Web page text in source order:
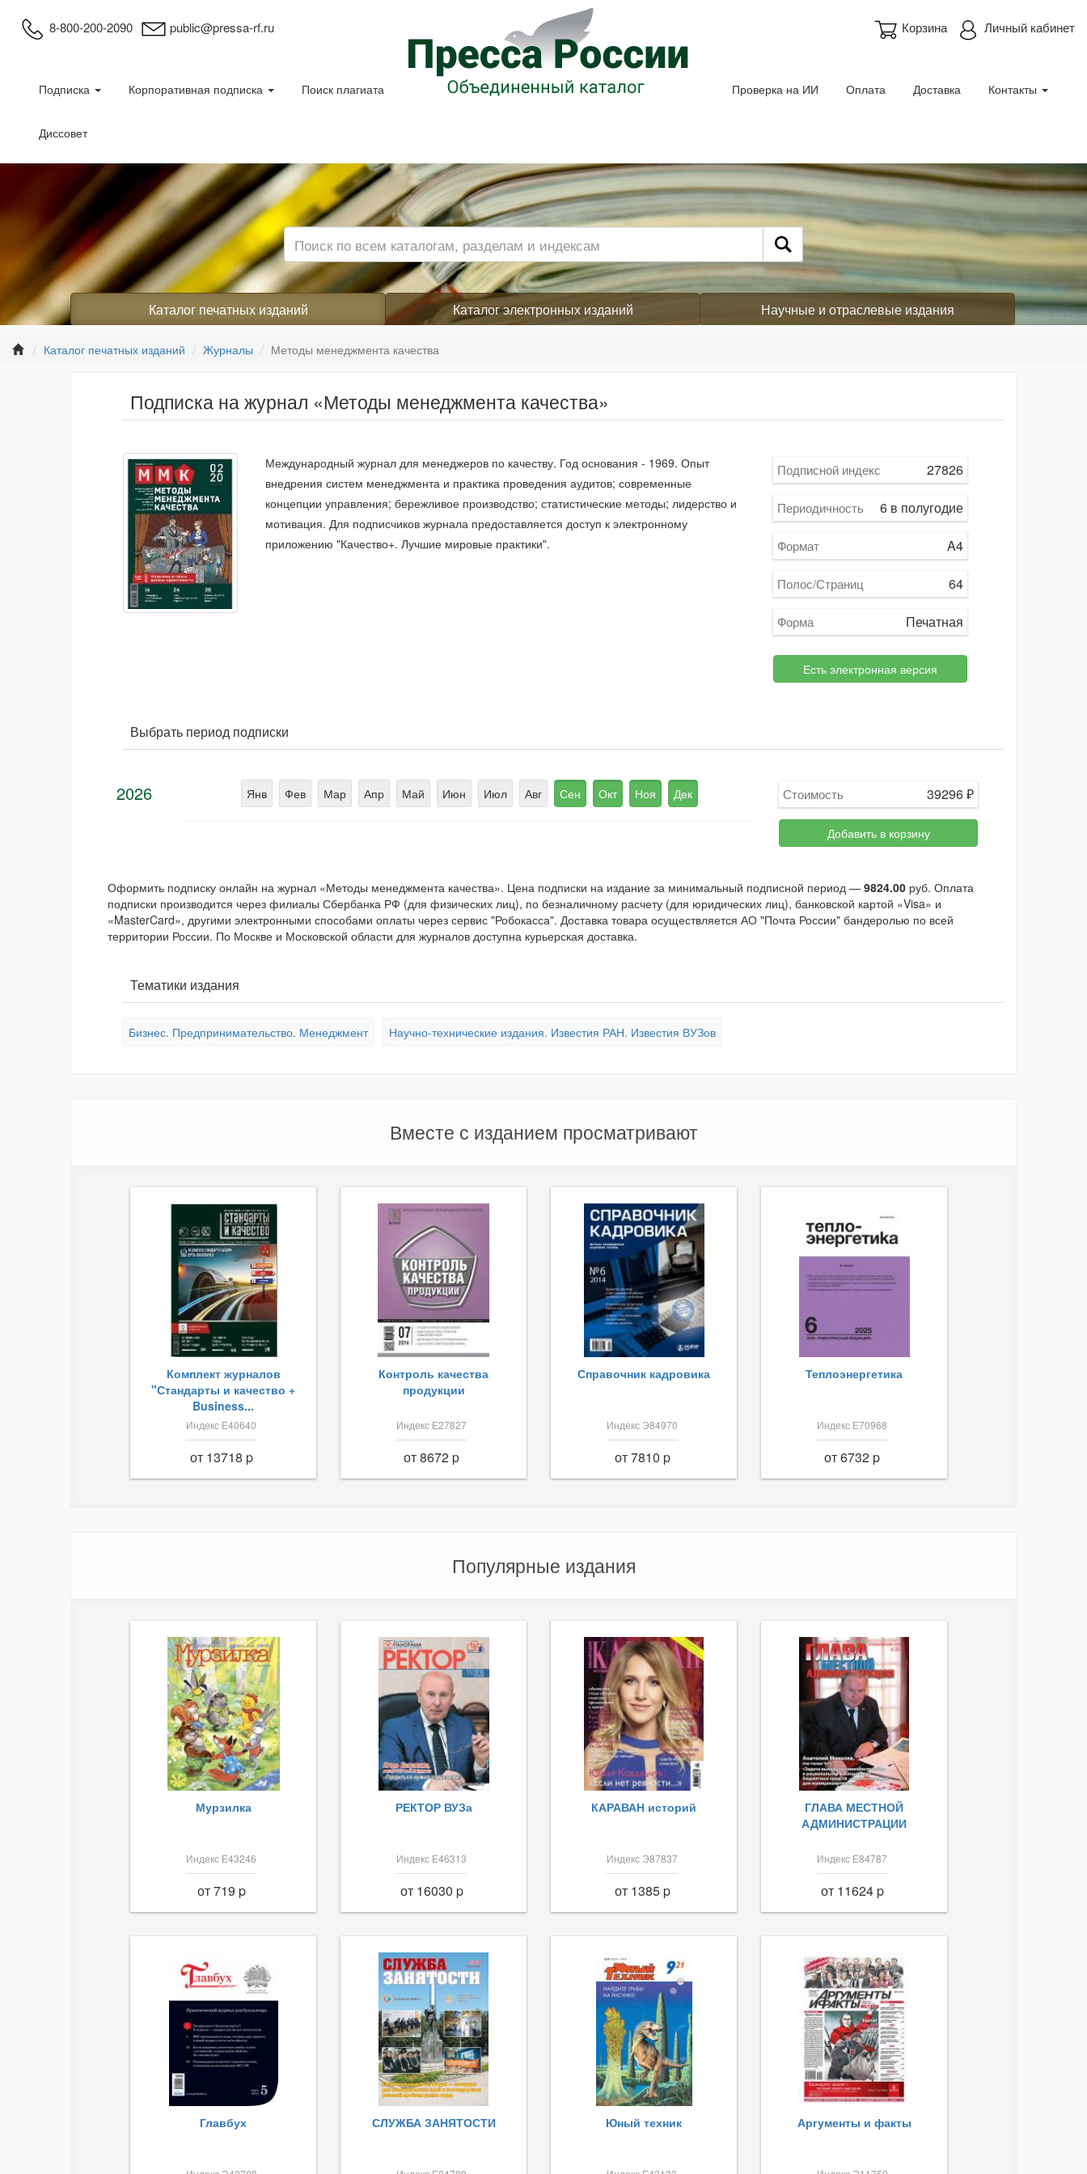
8-800-200-2090 public@pressa-rf.ru Личный кабинет
Корзина
Подписка Корпоративная подписка Поиск плагиата
Диссовет
Проверка на ИИ Оплата Доставка Контакты
Каталог печатных изданий Каталог электронных изданий Научные и отраслевые издания
Каталог печатных изданий Журналы Методы менеджмента качества
Подписка на журнал «Методы менеджмента качества»
Международный журнал для менеджеров по качеству. Год основания - 1969. Опыт
внедрения систем менеджмента и практика проведения аудитов; современные
концепции управления; бережливое производство; статистические методы; лидерство и
мотивация. Для подписчиков журнала предоставляется доступ к электронному
приложению "Качество+. Лучшие мировые практики".
Подписной индекс 27826
Периодичность 6 в полугодие
Формат A4
Полос/Страниц 64
Форма Печатная
Есть электронная версия
Выбрать период подписки
2026 Янв Фев Мар Апр Май Июн Июл Авг Сен Окт Ноя Дек Стоимость 39296₽
Добавить в корзину
Оформить подписку онлайн на журнал «Методы менеджмента качества». Цена подписки на издание за минимальный подписной период — 9824.00 руб. Оплата
подписки производится через филиалы Сбербанка РФ (для физических лиц), по безналичному расчету (для юридических лиц), банковской картой «Visa» и
«MasterCard», другими электронными способами оплаты через сервис "Робокасса". Доставка товара осуществляется АО "Почта России" бандеролью по всей
территории России. По Москве и Московской области для журналов доступна курьерская доставка.
Тематики издания
Бизнес. Предпринимательство. Менеджмент Научно-технические издания. Известия РАН. Известия ВУЗов
Вместе с изданием просматривают
Комплект журналов
"Стандарты и качество +
Business...
Индекс Е40640
от 13718 p
Контроль качества
продукции
Индекс Е27827
от 8672 p
Справочник кадровика
Индекс Э84970
от 7810 p
Теплоэнергетика
Индекс Е70968
от 6732 p
Популярные издания
Мурзилка
Индекс Е43246
от 719 p
РЕКТОР ВУЗа
Индекс Е46313
от 16030 p
КАРАВАН историй
Индекс Э87837
от 1385 p
ГЛАВА МЕСТНОЙ
АДМИНИСТРАЦИИ
Индекс Е84787
от 11624 p
Главбух СЛУЖБА ЗАНЯТОСТИ Юный техник Аргументы и факты